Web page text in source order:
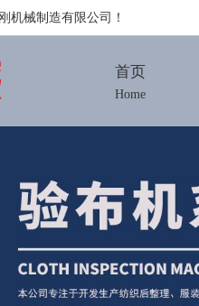
机械制造有限公司！
首页
Home